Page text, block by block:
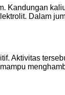
Kandungan
Dalam
Aktivitas